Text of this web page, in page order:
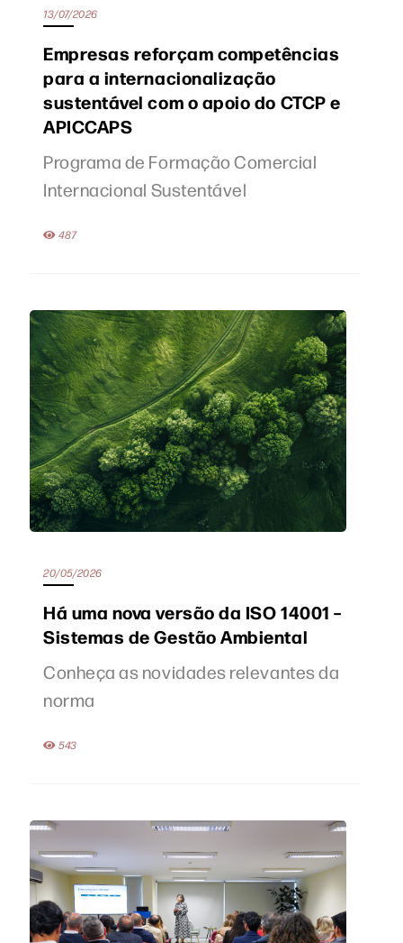
13/07/2026
Empresas reforçam competências
para a internacionalização
sustentável com o apoio do CTCP e
APICCAPS
Programa de Formação Comercial
Internacional Sustentável
487
20/05/2026
Há uma nova versão da ISO 14001 –
Sistemas de Gestão Ambiental
Conheça as novidades relevantes da
norma
543